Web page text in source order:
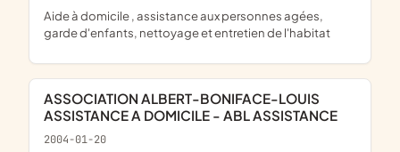
aide à domicile , assistance aux personnes agées,
garde d'enfants, nettoyage et entretien de l'habitat
ASSOCIATION ALBERT-BONIFACE-LOUIS
ASSISTANCE A DOMICILE - ABL ASSISTANCE
2004-01-20